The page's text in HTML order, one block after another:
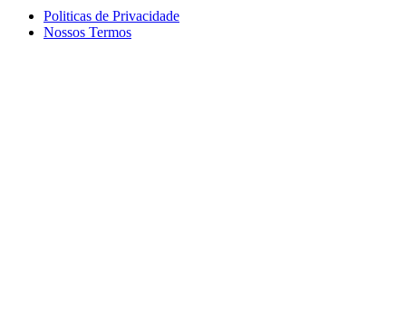
Politicas de Privacidade
Nossos Termos